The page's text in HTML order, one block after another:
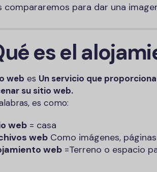
compararemos para dar una
es el
web es Un servicio que
su sitio web.
es como:
web= casa
webComo imágenes,
web=Terreno o espacio